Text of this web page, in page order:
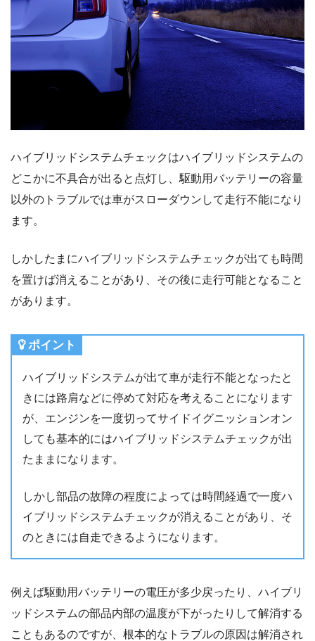
ハイブリッドシステムチェックはハイブリッドシステムの
どこかに不具合が出ると点灯し、駆動用バッテリーの容量
以外のトラブルでは車がスローダウンして走行不能になり
ます。
しかしたまにハイブリッドシステムチェックが出ても時間
を置けば消えることがあり、その後に走行可能となること
があります。
ポイント
ハイブリッドシステムが出て車が走行不能となったと
きには路肩などに停めて対応を考えることになります
が、エンジンを一度切ってサイドイグニッションオン
しても基本的にはハイブリッドシステムチェックが出
たままになります。
しかし部品の故障の程度によっては時間経過で一度ハ
イブリッドシステムチェックが消えることがあり、そ
のときには自走できるようになります。
例えば駆動用バッテリーの電圧が多少戻ったり、ハイブリ
ッドシステムの部品内部の温度が下がったりして解消する
こともあるのですが、根本的なトラブルの原因は解消され